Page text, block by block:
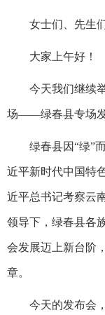
女士们、先生们
大家上午好！
今天我们继续举
场——绿春县专场发
绿春县因“绿”而
近平新时代中国特
近平总书记考察云
领导下，绿春县各
会发展迈上新台阶
章。
今天的发布会，